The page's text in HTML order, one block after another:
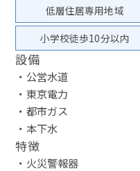
低層住居専用地域
小学校徒歩10分以内
設備
・公営水道
・東京電力
・都市ガス
・本下水
特徴
・火災警報器